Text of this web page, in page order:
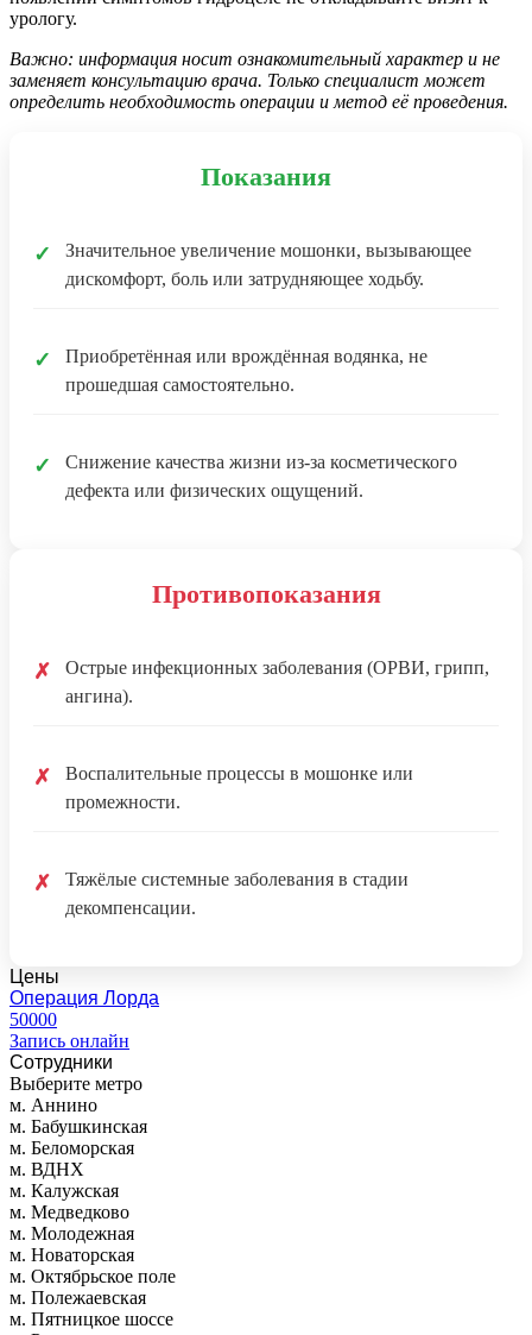
урологу.
Важно: информация носит ознакомительный характер и не
заменяет консультацию врача. Только специалист может
определить необходимость операции и метод её проведения.
Показания
✓
Значительное увеличение мошонки, вызывающее
дискомфорт, боль или затрудняющее ходьбу.
✓
Приобретённая или врождённая водянка, не
прошедшая самостоятельно.
✓
Снижение качества жизни из-за косметического
дефекта или физических ощущений.
Противопоказания
✗
Острые инфекционных заболевания (ОРВИ, грипп,
ангина).
✗
Воспалительные процессы в мошонке или
промежности.
✗
Тяжёлые системные заболевания в стадии
декомпенсации.
Цены
Операция Лорда
50000
Запись онлайн
Сотрудники
Выберите метро
м. Аннино
м. Бабушкинская
м. Беломорская
м. ВДНХ
м. Калужская
м. Медведково
м. Молодежная
м. Новаторская
м. Октябрьское поле
м. Полежаевская
м. Пятницкое шоссе